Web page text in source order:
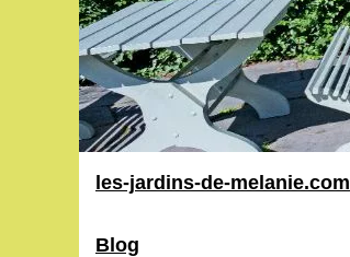
les-jardins-de-melanie.com
Blog